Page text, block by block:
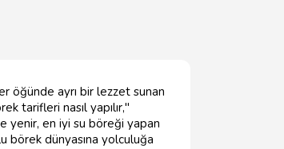
öğünde ayrı bir lezzet sunan
tarifleri nasıl yapılır,"
yenir, en iyi su böreği yapan
börek dünyasına yolculuğa